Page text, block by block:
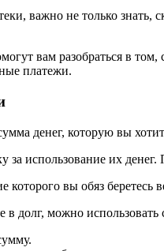
важно не только знать,
вам разобраться в
платежи.
денег, которую вы
за использование их
которого вы обяз
в долг, можно